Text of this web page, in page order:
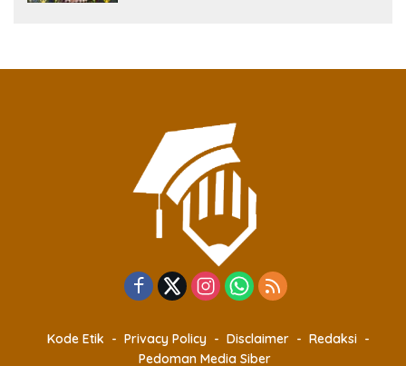
Kode Etik Privacy Policy Disclaimer
Redaksi
Pedoman Media Siber